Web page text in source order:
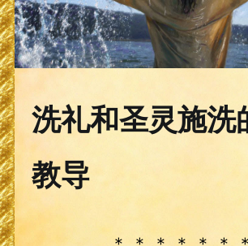
洗礼和圣灵施洗
教导